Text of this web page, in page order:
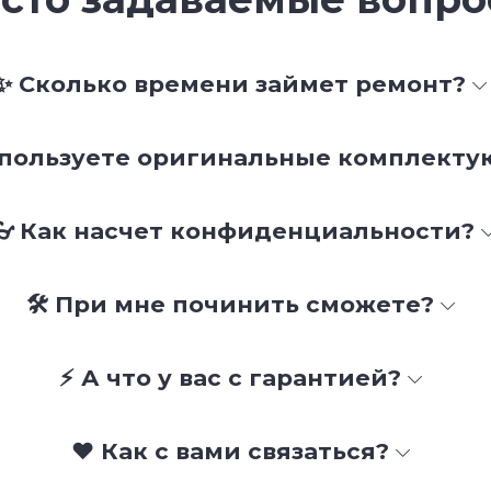
Сколько времени займет ремонт?
оригинальные
Как насчет конфиденциальности?
🛠 При мне починить сможете?
⚡ А что у вас с гарантией?
❤️ Как с вами связаться?